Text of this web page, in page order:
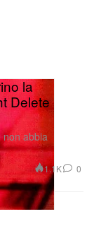
la
Delete
non abbia
1.1K 0